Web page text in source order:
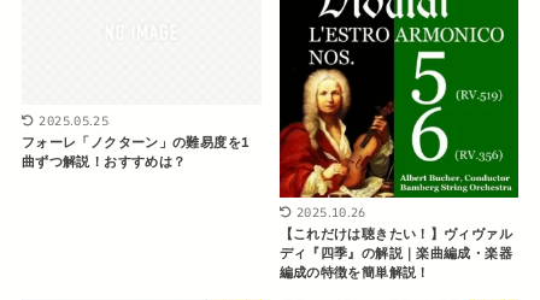
2025.05.25
フォーレ「ノクターン」の難易度を1
曲ずつ解説！おすすめは？
2025.10.26
【これだけは聴きたい！】ヴィヴァル
ディ『四季』の解説｜楽曲編成・楽器
編成の特徴を簡単解説！